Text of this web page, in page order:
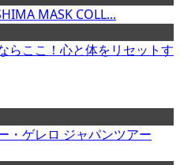
MASK COLL...
らここ！心と体をリセットす
・ゲレロ ジャパンツアー